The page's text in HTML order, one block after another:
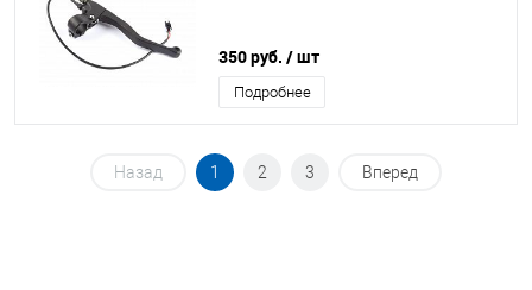
350 руб. / шт
Подробнее
Назад 1 2 3 Вперед